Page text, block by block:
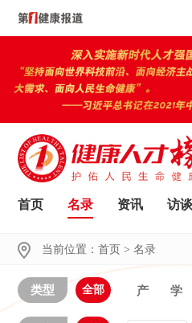
首页 名录 资讯 访谈
大家都在搜
当前位置：首页 >名录
类型 全部 产 学